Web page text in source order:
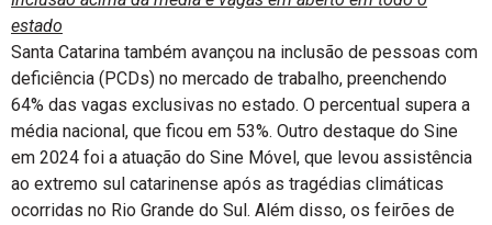
estado
Santa Catarina também avançou na inclusão de pessoas com
deficiência (PCDs) no mercado de trabalho, preenchendo
64% das vagas exclusivas no estado. O percentual supera a
média nacional, que ficou em 53%. Outro destaque do Sine
em 2024 foi a atuação do Sine Móvel, que levou assistência
ao extremo sul catarinense após as tragédias climáticas
ocorridas no Rio Grande do Sul. Além disso, os feirões de